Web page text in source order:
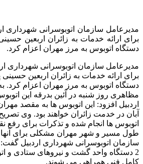
مدیرعامل سازمان اتوبوسرانی شهرداری
دستگاه اتوبوس به مرز مهران اعزام کرد.
مدیرعامل سازمان اتوبوسرانی شهرداری
دستگاه اتوبوس به مرز مهران اعزام کرد.
مظاهری روز شنبه در آئین بدرقه این
آبان در خدمت زائران خواهند بود. وی
اتوبوس ها انجام شده و تذکرات برای رفع
طول مسیر و شهر مهران مشکلی برای آنها
سازمان اتوبوسرانی شهرداری اردبیل
2 دستگاه واحد گشت و نیروهای ستادی و
کامل فنی همراهی می شوند.